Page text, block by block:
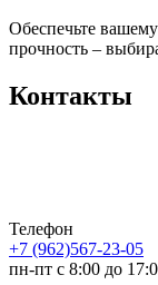
Обеспечьте
прочность –
Контакты
Телефон
+7 (962)567-23-05
пн-пт с 8:00 до